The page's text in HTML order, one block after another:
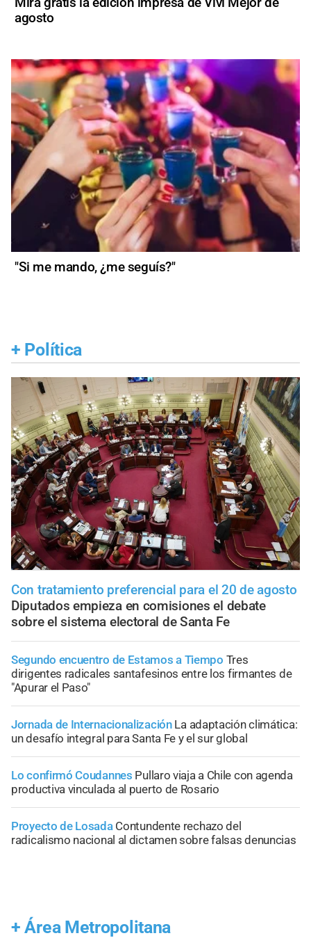
agosto
"Si me mando, ¿me seguís?"
+ Política
Con tratamiento preferencial para el 20 de agosto
Diputados empieza en comisiones el debate
sobre el sistema electoral de Santa Fe
Segundo encuentro de Estamos a Tiempo Tres
dirigentes radicales santafesinos entre los firmantes de
"Apurar el Paso"
Jornada de Internacionalización La adaptación climática:
un desafío integral para Santa Fe y el sur global
Lo confirmó Coudannes Pullaro viaja a Chile con agenda
productiva vinculada al puerto de Rosario
Proyecto de Losada Contundente rechazo del
radicalismo nacional al dictamen sobre falsas denuncias
+ Área Metropolitana